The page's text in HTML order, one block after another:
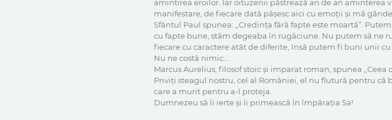
amintirea eroilor. Iar oituzenii păstrează an de an aminterea
manifestare, de fiecare dată pășesc aici cu emoții și mă
Sfântul Paul spunea: ,,Credința fără fapte este moartă”.
cu fapte bune, stăm degeaba în rugăciune. Nu putem să ne
fiecare cu caractere atât de diferite, însă putem fi buni unii
Nu ne costă nimic…
Marcus Aurelius, filosof stoic și imparat roman, spunea ,,Ceea
Priviți steagul nostru, cel al României, el nu flutură pentru
care a murit pentru a-l proteja.
Dumnezeu să îi ierte și îi primească în împărația Sa!